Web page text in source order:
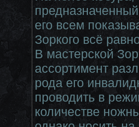
его всем
Зоркого всё
В мастерской
ассортимент
рода его
проводить в
количестве